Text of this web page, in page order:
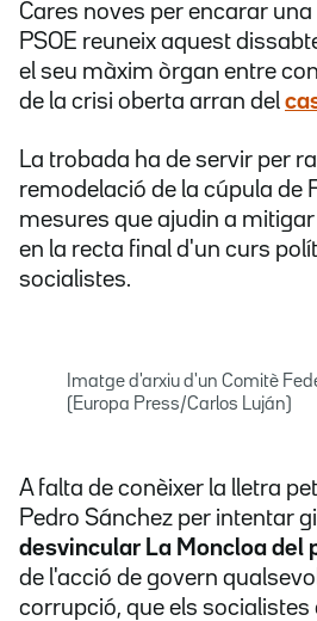
Cares noves per encarar
PSOE reuneix aquest
el seu màxim òrgan entre
de la crisi oberta arran del
La trobada ha de servir per
remodelació de la cúpula de
mesures que ajudin a
en la recta final d'un curs
socialistes.
Imatge d'arxiu d'un Comitè
(Europa Press/Carlos Luján)
A falta de conèixer la lletra
Pedro Sánchez per intentar
desvincular La Moncloa del
de l'acció de govern
corrupció, que els